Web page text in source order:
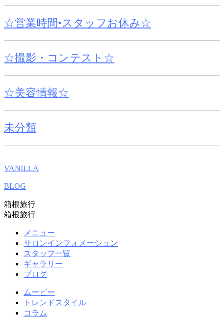
☆営業時間•スタッフお休み☆
☆撮影・コンテスト☆
☆美容情報☆
未分類
VANILLA
BLOG
箱根旅行
箱根旅行
メニュー
サロンインフォメーション
スタッフ一覧
ギャラリー
ブログ
ムービー
トレンドスタイル
コラム